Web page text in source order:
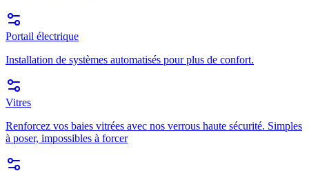
Portail électrique
Installation de systèmes automatisés pour plus de confort.
Vitres
Renforcez vos baies vitrées avec nos verrous haute sécurité. Simples
à poser, impossibles à forcer